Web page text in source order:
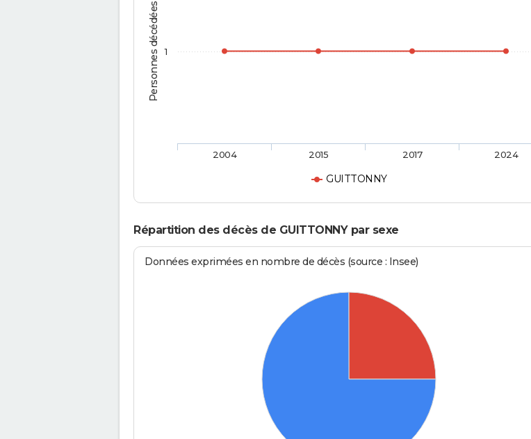
Personnes décédées
GUITTONNY
2004 2015 2017 2024
1
Répartition des décès de GUITTONNY par sexe
Données exprimées en nombre de décès (source : Insee)